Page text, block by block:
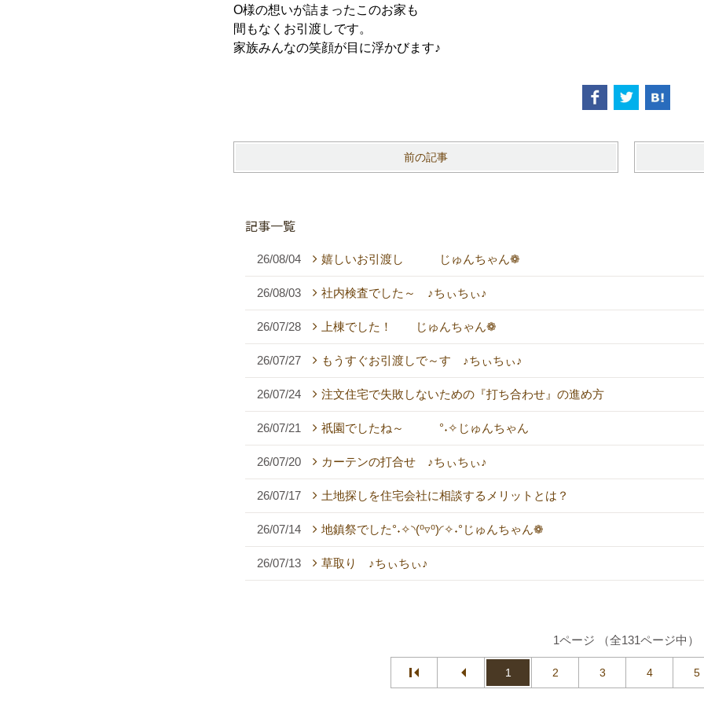
O様の想いが詰まったこのお家も
間もなくお引渡しです。
家族みんなの笑顔が目に浮かびます♪
前の記事
記事一覧
26/08/04 嬉しいお引渡し じゅんちゃん❁
26/08/03 社内検査でした～ ♪ちぃちぃ♪
26/07/28 上棟でした！ じゅんちゃん❁
26/07/27 もうすぐお引渡しで～す ♪ちぃちぃ♪
26/07/24 注文住宅で失敗しないための『打ち合わせ』の進め方
26/07/21 祇園でしたね～ °˖✧じゅんちゃん
26/07/20 カーテンの打合せ ♪ちぃちぃ♪
26/07/17 土地探しを住宅会社に相談するメリットとは？
26/07/14 地鎮祭でした°˖✧◝(⁰▿⁰)◜✧˖°じゅんちゃん❁
26/07/13 草取り ♪ちぃちぃ♪
1ページ （全131ページ中）
1 2 3 4 5